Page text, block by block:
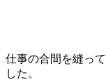
仕事の合間を縫っ
した。